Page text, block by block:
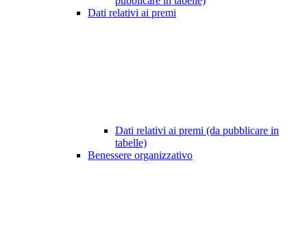
Dati relativi ai premi
Dati relativi ai premi (da pubblicare in
tabelle)
Benessere organizzativo